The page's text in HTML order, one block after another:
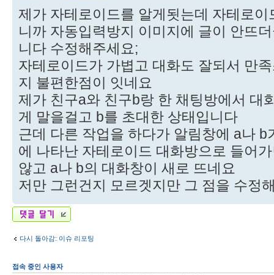
제가 자테로이드를 알게됫는데 자테로
니까 자동입력방지 이미지에 글이 안뜨
니다 수정해주세요;
자테로이드가 가볍고 대화도 잘되서 만
지 불편한점이 잇네요
제가 친구a와 친구b랑 한 채팅방에서 대
게 말을걸고 b를 초대한 상태입니다
근데 다른 작업을 하다가 알림창에 a나
에 나타난 자테로이드 대화방으로 들어
않고 a나 b의 대화창이 새로 뜨네요
저만 그런건지 모르겟지만 그 점을 수정
답변 게시글
다시 돌아감: 이슈 리포팅
접속 중인 사용자